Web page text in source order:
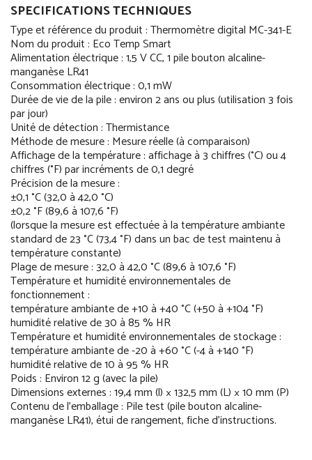
SPECIFICATIONS TECHNIQUES
Type et référence du produit : Thermomètre digital MC-341-E
Nom du produit : Eco Temp Smart
Alimentation électrique : 1,5 V CC, 1 pile bouton alcaline-
manganèse LR41
Consommation électrique : 0,1 mW
Durée de vie de la pile : environ 2 ans ou plus (utilisation 3 fois
par jour)
Unité de détection : Thermistance
Méthode de mesure : Mesure réelle (à comparaison)
Affichage de la température : affichage à 3 chiffres (°C) ou 4
chiffres (°F) par incréments de 0,1 degré
Précision de la mesure :
±0,1 °C (32,0 à 42,0 °C)
±0,2 °F (89,6 à 107,6 °F)
(lorsque la mesure est effectuée à la température ambiante
standard de 23 °C (73,4 °F) dans un bac de test maintenu à
température constante)
Plage de mesure : 32,0 à 42,0 °C (89,6 à 107,6 °F)
Température et humidité environnementales de
fonctionnement :
température ambiante de +10 à +40 °C (+50 à +104 °F)
humidité relative de 30 à 85 % HR
Température et humidité environnementales de stockage :
température ambiante de -20 à +60 °C (-4 à +140 °F)
humidité relative de 10 à 95 % HR
Poids : Environ 12 g (avec la pile)
Dimensions externes : 19,4 mm (l) × 132,5 mm (L) × 10 mm (P)
Contenu de l’emballage : Pile test (pile bouton alcaline-
manganèse LR41), étui de rangement, fiche d’instructions.